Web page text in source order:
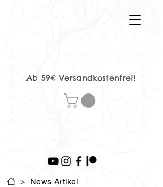
Ab 59€ Versandkostenfrei!
> News Artikel